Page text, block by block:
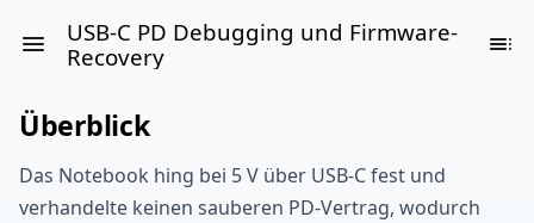
USB-C PD Debugging und Firmware-
Recovery
Überblick
Das Notebook hing bei 5 V über USB-C fest und
verhandelte keinen sauberen PD-Vertrag, wodurch